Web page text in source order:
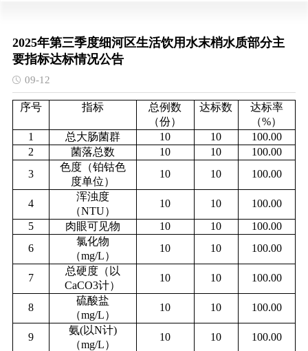
2025年第三季度细河区生活饮用水末梢水质部分主
要指标达标情况公告
09-12
序号 指标
总例数
（份）
达标数
达标率
（%）
1
总大肠菌群 10 10
100.00
2
菌落总数 10 10
100.00
3
色度（铂钴色
度单位）
10 10 100.00
4
浑浊度
（NTU）
10 10
100.00
5
肉眼可见物 10 10
100.00
6
氯化物
（mg/L）
10 10 100.00
7
总硬度（以
CaCO3计）
10 10 100.00
8
硫酸盐
（mg/L）
10 10 100.00
9
氨(以N计)
（mg/L）
10 10
100.00